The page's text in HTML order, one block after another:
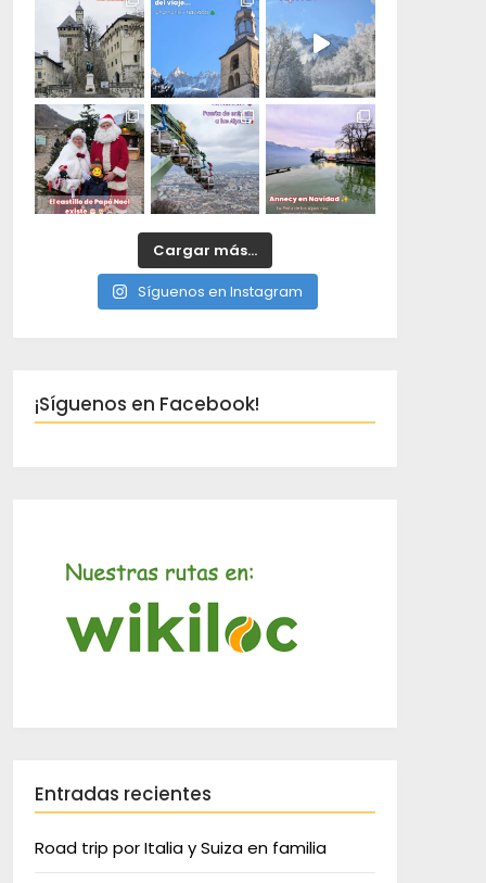
Cargar más...
Síguenos en Instagram
¡Síguenos en Facebook!
Entradas recientes
Road trip por Italia y Suiza en familia